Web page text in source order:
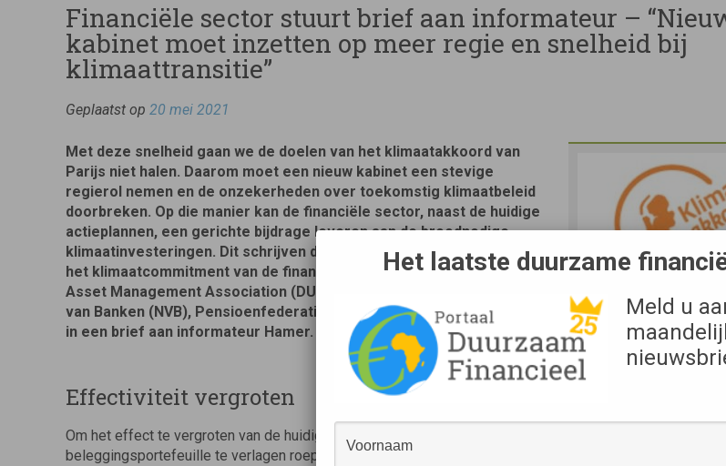
Financiële sector stuurt brief aan informateur –
kabinet moet inzetten op meer regie en snelheid bij
klimaattransitie”
Geplaatst op 20 mei 2021
Bron
NVB
Met deze snelheid gaan we de doelen van het klimaatakkoord van
Parijs niet halen. Daarom moet een nieuw kabinet een stevige
regierol nemen en de onzekerheden over toekomstig klimaatbeleid
doorbreken. Op die manier kan de financiële sector, naast de huidige
actieplannen, een gerichte bijdrage leveren aan de broodnodige
klimaatinvesteringen. Dit schrijven de samenwerkende partijen onder
het klimaatcommitment van de financiële sector – Dutch Fund and
Asset Management Association (DUFAS), Nederlandse Vereniging
van Banken (NVB), Pensioenfederatie en Verbond van Verzekeraars –
in een brief aan informateur Hamer.
Effectiviteit vergroten
Om het effect te vergroten van de huidige inspanningen van de financiële sector om het CO2-gehalte van
beleggingsportefeuille te verlagen roept de sector het toekomstig kabinet op om in te zetten op de
Het laatste duurzame
Meld u